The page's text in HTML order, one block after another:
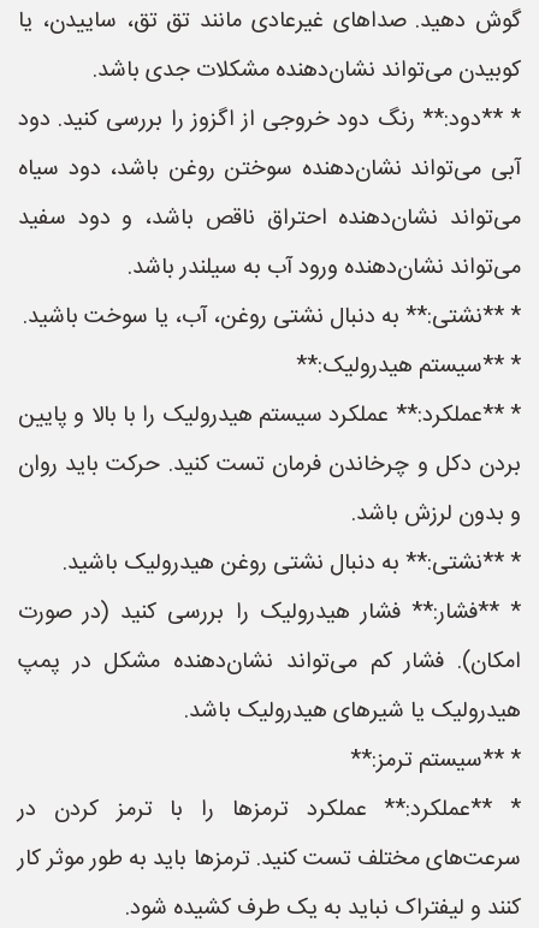
گوش دهید. صداهای غیرعادی مانند تق تق، ساییدن، یا
کوبیدن می‌تواند نشان‌دهنده مشکلات جدی باشد.
* **دود:** رنگ دود خروجی از اگزوز را بررسی کنید. دود
آبی می‌تواند نشان‌دهنده سوختن روغن باشد، دود سیاه
می‌تواند نشان‌دهنده احتراق ناقص باشد، و دود سفید
می‌تواند نشان‌دهنده ورود آب به سیلندر باشد.
* **نشتی:** به دنبال نشتی روغن، آب، یا سوخت باشید.
* **سیستم هیدرولیک:**
* **عملکرد:** عملکرد سیستم هیدرولیک را با بالا و پایین
بردن دکل و چرخاندن فرمان تست کنید. حرکت باید روان
و بدون لرزش باشد.
* **نشتی:** به دنبال نشتی روغن هیدرولیک باشید.
* **فشار:** فشار هیدرولیک را بررسی کنید (در صورت
امکان). فشار کم می‌تواند نشان‌دهنده مشکل در پمپ
هیدرولیک یا شیرهای هیدرولیک باشد.
* **سیستم ترمز:**
* **عملکرد:** عملکرد ترمزها را با ترمز کردن در
سرعت‌های مختلف تست کنید. ترمزها باید به طور موثر کار
کنند و لیفتراک نباید به یک طرف کشیده شود.